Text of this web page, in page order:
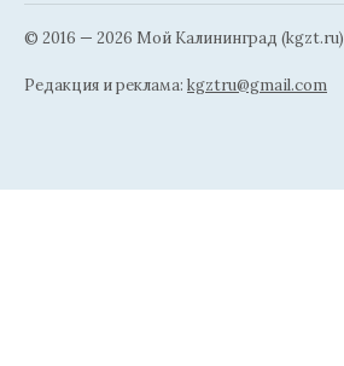
© 2016 — 2026 Мой Калининград (kgzt.ru)
Редакция и реклама: kgztru@gmail.com